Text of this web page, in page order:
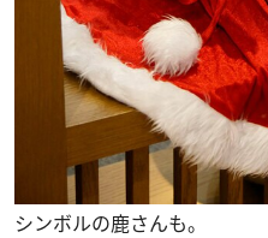
シンボルの鹿さんも。